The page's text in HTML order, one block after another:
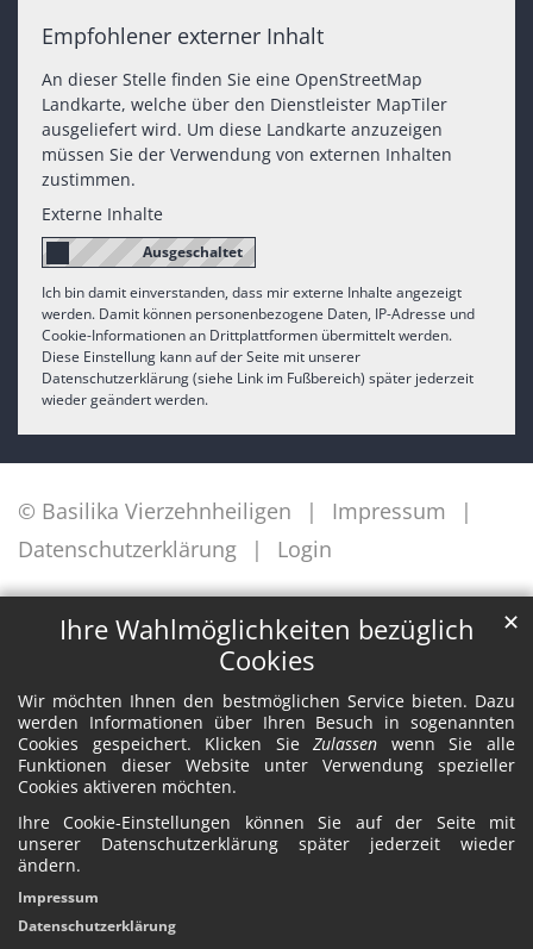
Ihre Wahlmöglichkeiten bezüglich
Cookies
Wir möchten Ihnen den bestmöglichen Service bieten. Dazu
werden Informationen über Ihren Besuch in sogenannten
Cookies gespeichert. Klicken SieZulassen wenn Sie alle
Funktionen dieser Website unter Verwendung spezieller
Cookies aktiveren möchten.
Ihre Cookie-Einstellungen können Sie auf der Seite mit
unserer Datenschutzerklärung später jederzeit wieder
ändern.
✕
Impressum
Datenschutzerklärung
Empfohlener externer Inhalt
An dieser Stelle finden Sie eine OpenStreetMap
Landkarte, welche über den Dienstleister MapTiler
ausgeliefert wird. Um diese Landkarte anzuzeigen
müssen Sie der Verwendung von externen Inhalten
zustimmen.
Externe Inhalte
Ich bin damit einverstanden, dass mir externe Inhalte angezeigt
werden. Damit können personenbezogene Daten, IP-Adresse und
Cookie-Informationen an Drittplattformen übermittelt werden.
Diese Einstellung kann auf der Seite mit unserer
Datenschutzerklärung (siehe Link im Fußbereich) später jederzeit
wieder geändert werden.
© Basilika Vierzehnheiligen
Impressum
Datenschutzerklärung
Login